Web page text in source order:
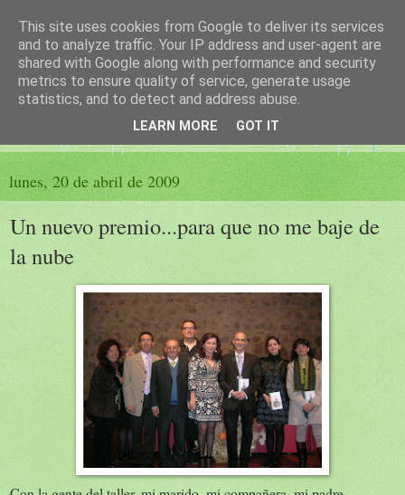
El sueño de las palabras
PÁGINA LITERARIA DE FELISA MORENO
lunes, 20 de abril de 2009
Un nuevo premio...para que no me baje de
la nube
This site uses cookies from Google to deliver its services
and to analyze traffic. Your IP address and user-agent are
shared with Google along with performance and security
metrics to ensure quality of service, generate usage
statistics, and to detect and address abuse.
LEARN MORE GOT IT